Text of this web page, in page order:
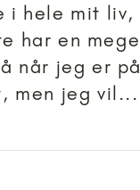
i hele mit liv,
har en
når jeg er
men jeg vil...